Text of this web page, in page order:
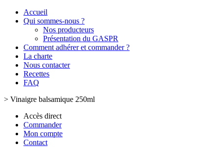
Accueil
Qui sommes-nous ?
Nos producteurs
Présentation du GASPR
Comment adhérer et commander ?
La charte
Nous contacter
Recettes
FAQ
> Vinaigre balsamique 250ml
Accès direct
Commander
Mon compte
Contact